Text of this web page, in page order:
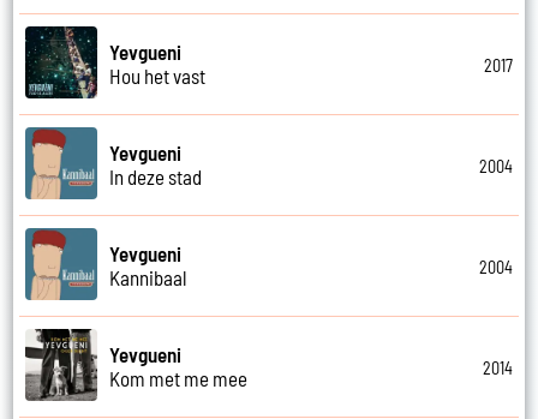
Yevgueni
Hou het vast
2017
Yevgueni
In deze stad
2004
Yevgueni
Kannibaal
2004
Yevgueni
Kom met me mee
2014